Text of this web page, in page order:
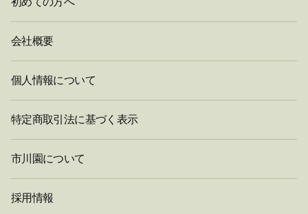
会社概要
個人情報について
特定商取引法に基づく表示
市川園について
採用情報